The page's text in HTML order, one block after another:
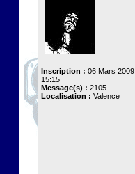
Inscription : 06 Mars 2009,
15:15
Message(s) : 2105
Localisation : Valence